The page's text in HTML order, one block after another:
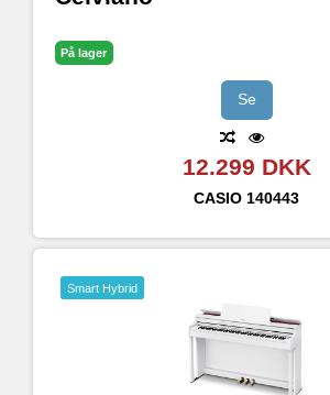
På lager
Se
12.299 DKK
CASIO 140443
Smart Hybrid